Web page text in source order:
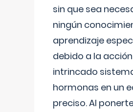
sin que sea
ningún
aprendizaje
debido a la
intrincado
hormonas en un
preciso. Al